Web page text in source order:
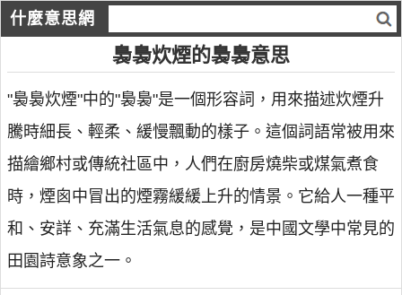
什麼意思網
裊裊炊煙的裊裊意思
"裊裊炊煙"中的"裊裊"是一個形容詞，用來描述炊煙升
騰時細長、輕柔、緩慢飄動的樣子。這個詞語常被用來
描繪鄉村或傳統社區中，人們在廚房燒柴或煤氣煮食
時，煙囪中冒出的煙霧緩緩上升的情景。它給人一種平
和、安詳、充滿生活氣息的感覺，是中國文學中常見的
田園詩意象之一。